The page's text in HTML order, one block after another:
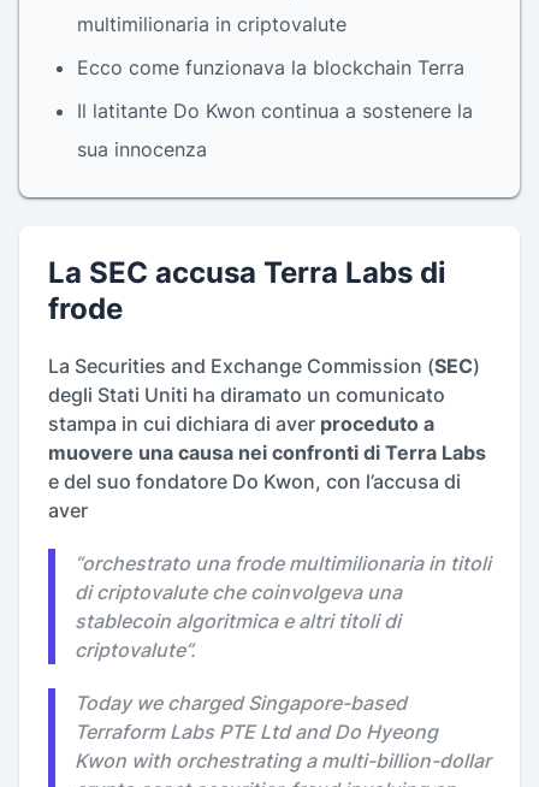
multimilionaria in criptovalute
Ecco come funzionava la blockchain Terra
Il latitante Do Kwon continua a sostenere la
sua innocenza
La SEC accusa Terra Labs di
frode
La Securities and Exchange Commission (SEC)
degli Stati Uniti ha diramato un comunicato
stampa in cui dichiara di aver proceduto a
muovere una causa nei confronti di Terra Labs
e del suo fondatore Do Kwon, con l’accusa di
aver
“orchestrato una frode multimilionaria in titoli
di criptovalute che coinvolgeva una
stablecoin algoritmica e altri titoli di
criptovalute”.
Today we charged Singapore-based
Terraform Labs PTE Ltd and Do Hyeong
Kwon with orchestrating a multi-billion-dollar